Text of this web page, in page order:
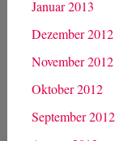
August 2013
Juli 2013
Juni 2013
Mai 2013
April 2013